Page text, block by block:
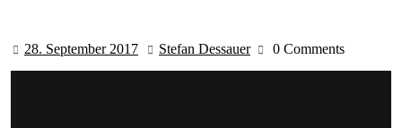
28. September 2017 28.
September
Stefan Dessauer Stefan
Dessauer
0 Comments